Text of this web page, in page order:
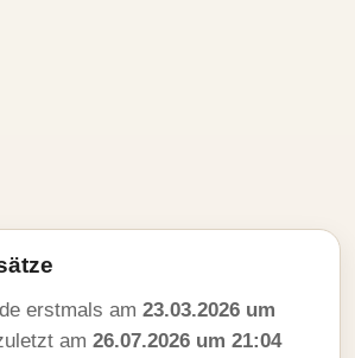
erstmals am 23.03.2026 um
am 26.07.2026 um 21:04